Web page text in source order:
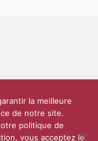
sociaux
10 000 diplômés
Plan du site
la meilleure
de notre site.
politique de
vous acceptez le